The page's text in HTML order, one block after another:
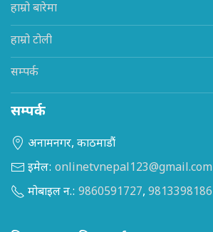
हाम्रो बारेमा
हाम्रो टोली
सम्पर्क
सम्पर्क
अनामनगर, काठमाडौं
इमेल: onlinetvnepal123@gmail.com
मोबाइल न.: 9860591727, 9813398186